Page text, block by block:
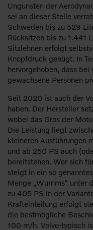
Ungunsten der
sei an dieser Stelle
Schweden bis zu 529
Rücksitzen bis zu 1.441
Sitzlehnen erfolgt
Knopfdruck genügt. In
hervorgehoben, dass
gewachsene Personen
Seit 2020 ist auch der
haben. Der Hersteller
wobei das Gros der
Die Leistung liegt
kleineren Ausführungen
und ab 250 PS auch
bereitstehen. Wer sich
steigt in ein so
Menge „Wumms“ unter
zu 405 PS in der
Krafteinteilung erfolgt
die bestmögliche
100 m/h. Volvo-typisch